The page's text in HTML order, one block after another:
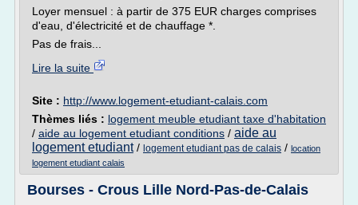
Loyer mensuel : à partir de 375 EUR charges comprises
d'eau, d'électricité et de chauffage *.
Pas de frais...
Lire la suite
Site : http://www.logement-etudiant-calais.com
Thèmes liés : logement meuble etudiant taxe d'habitation
/ aide au logement etudiant conditions / aide au
logement etudiant/ logement etudiant pas de calais / location
logement etudiant calais
Bourses - Crous Lille Nord-Pas-de-Calais